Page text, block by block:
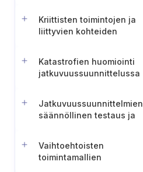
testaaminen
Kriittisten toimintojen ja
liittyvien kohteiden
Katastrofien huomiointi
jatkuvuussuunnittelussa
Jatkuvuussuunnittelmien
säännöllinen testaus ja
Vaihtoehtoisten
toimintamallien